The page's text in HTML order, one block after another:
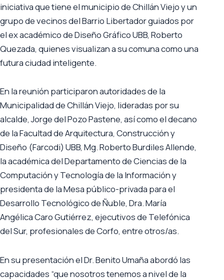
iniciativa que tiene el municipio de Chillán Viejo y un
grupo de vecinos del Barrio Libertador guiados por
el ex académico de Diseño Gráfico UBB, Roberto
Quezada, quienes visualizan a su comuna como una
futura ciudad inteligente.
En la reunión participaron autoridades de la
Municipalidad de Chillán Viejo, lideradas por su
alcalde, Jorge del Pozo Pastene, así como el decano
de la Facultad de Arquitectura, Construcción y
Diseño (Farcodi) UBB, Mg. Roberto Burdiles Allende,
la académica del Departamento de Ciencias de la
Computación y Tecnología de la Información y
presidenta de la Mesa público-privada para el
Desarrollo Tecnológico de Ñuble, Dra. María
Angélica Caro Gutiérrez, ejecutivos de Telefónica
del Sur, profesionales de Corfo, entre otros/as.
En su presentación el Dr. Benito Umaña abordó las
capacidades “que nosotros tenemos a nivel de la